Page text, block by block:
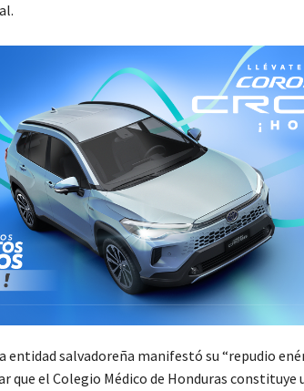
salvadoreña manifestó su “repudio
que el Colegio Médico de Honduras